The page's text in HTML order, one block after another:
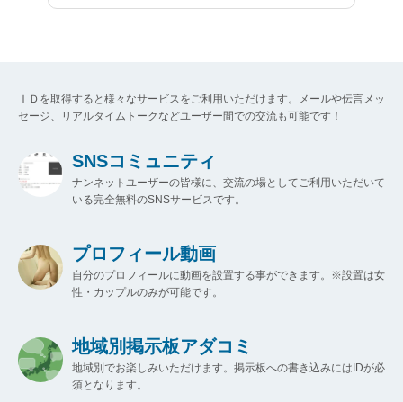
ＩＤを取得すると様々なサービスをご利用いただけます。メールや伝言メッ
セージ、リアルタイムトークなどユーザー間での交流も可能です！
SNSコミュニティ
ナンネットユーザーの皆様に、交流の場としてご利用いただいて
いる完全無料のSNSサービスです。
プロフィール動画
自分のプロフィールに動画を設置する事ができます。※設置は女
性・カップルのみが可能です。
地域別掲示板アダコミ
地域別でお楽しみいただけます。掲示板への書き込みにはIDが必
須となります。